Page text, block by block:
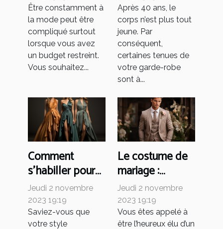
Être constamment à
la mode peut être
compliqué surtout
lorsque vous avez
un budget restreint.
Vous souhaitez...
Après 40 ans, le
corps n’est plus tout
jeune. Par
conséquent,
certaines tenues de
votre garde-robe
sont à...
Comment
s’habiller pour
un gala ?
Jeudi 2 novembre
2023 19:19
Saviez-vous que
votre style
Le costume de
mariage :
comment faire
son choix ?
Jeudi 2 novembre
2023 19:19
Vous êtes appelé à
être l’heureux élu d’un